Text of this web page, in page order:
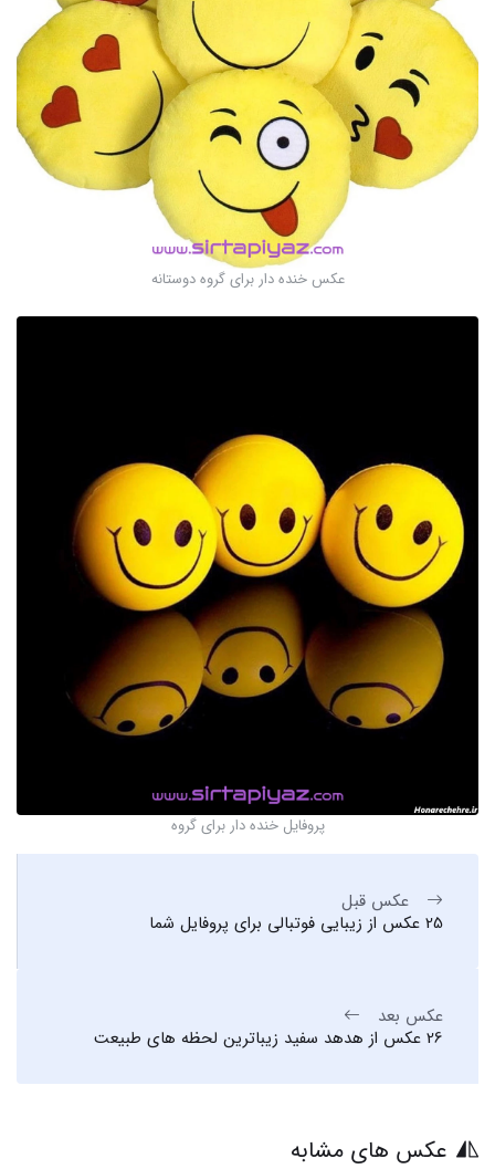
عکس خنده دار برای گروه دوستانه
پروفایل خنده دار برای گروه
عکس قبل
25 عکس از زیبایی فوتبالی برای پروفایل شما
عکس بعد
26 عکس از هدهد سفید زیباترین لحظه های طبیعت
عکس های مشابه